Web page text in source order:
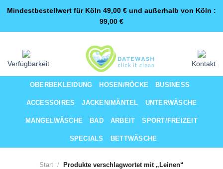
Mindestbestellwert für Köln 49,00 € und außerhalb von Köln :
99,00 €
springen
Verfügbarkeit Kontakt
OBERBEKLEIDUNG HOSEN/RÖCKE BUSINESS
ACCESSOIRES JACKEN/MÄNTEL UNTERWÄSCHE
MANGELWÄSCHE BAD ARBEIT SPORT/FREIZEIT
SPECIALS BETTWÄSCHE
Start / Produkte verschlagwortet mit „Leinen“